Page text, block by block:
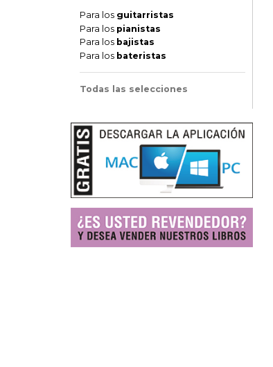
Para los guitarristas
Para los pianistas
Para los bajistas
Para los bateristas
Todas las selecciones